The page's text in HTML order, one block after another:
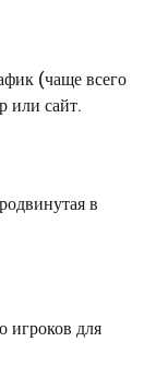
(чаще всего
или сайт.
в
игроков для